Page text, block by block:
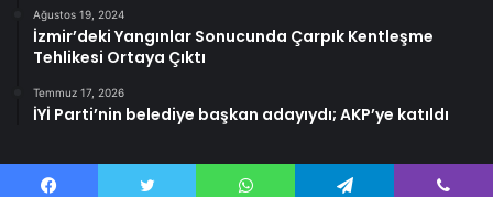
Ağustos 19, 2024
İzmir’deki Yangınlar Sonucunda Çarpık Kentleşme
Tehlikesi Ortaya Çıktı
Temmuz 17, 2026
İYİ Parti’nin belediye başkan adayıydı; AKP’ye katıldı